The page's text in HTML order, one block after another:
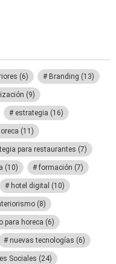
(6) Branding (13)
(9)
estrategia (16)
(11)
para restaurantes (7)
(10) formación (7)
hotel digital (10)
(8)
para horeca (6)
nuevas tecnologías (6)
Sociales (24)